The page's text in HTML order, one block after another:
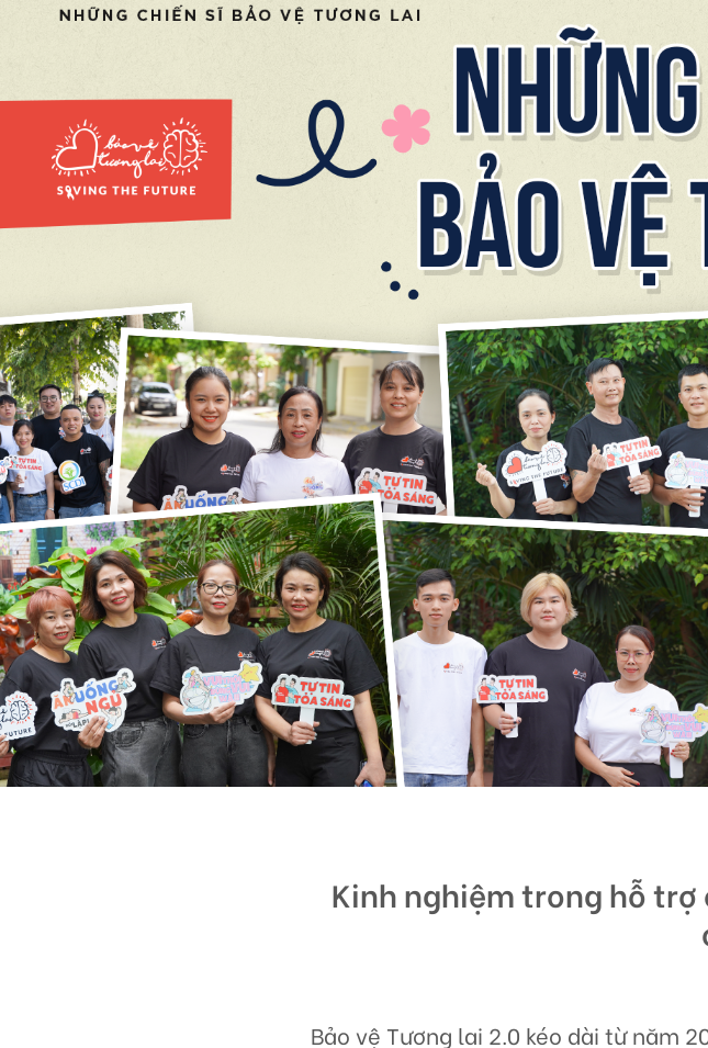
Kinh nghiệm trong hỗ
Bảo vệ Tương lai 2.0 kéo dài từ năm